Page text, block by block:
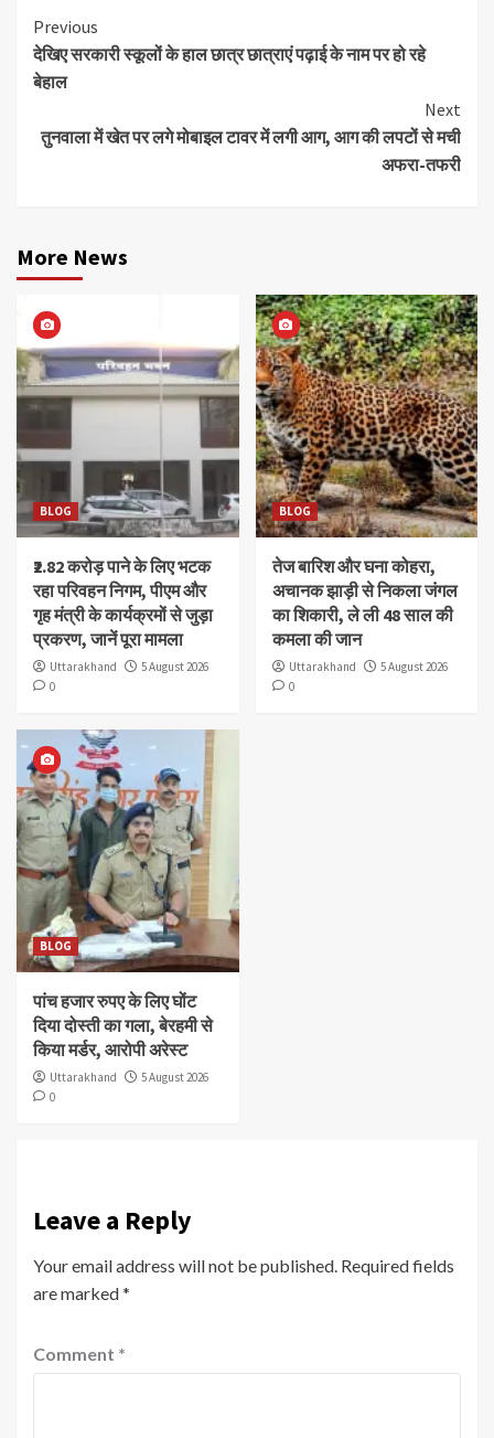
Continue
Reading
Previous
देखिए सरकारी स्कूलों के हाल छात्र छात्राएं पढ़ाई के नाम पर हो रहे
बेहाल
Next
तुनवाला में खेत पर लगे मोबाइल टावर में लगी आग, आग की लपटों से मची
अफरा-तफरी
More News
BLOG
₹2.82 करोड़ पाने के लिए भटक
रहा परिवहन निगम, पीएम और
गृह मंत्री के कार्यक्रमों से जुड़ा
प्रकरण, जानें पूरा मामला
Uttarakhand
5 August 2026
0
BLOG
तेज बारिश और घना कोहरा,
अचानक झाड़ी से निकला जंगल
का शिकारी, ले ली 48 साल की
कमला की जान
Uttarakhand
5 August 2026
0
BLOG
पांच हजार रुपए के लिए घोंट
दिया दोस्ती का गला, बेरहमी से
किया मर्डर, आरोपी अरेस्ट
Uttarakhand
5 August 2026
0
Leave a Reply
Your email address will not be published. Required fields
are marked*
Comment *